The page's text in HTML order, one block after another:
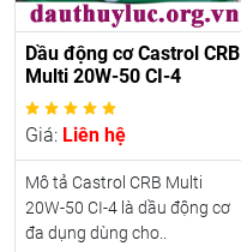
Dầu động cơ Castrol CRB
Multi 20W-50 CI-4
Giá: Liên hệ
Mô tả Castrol CRB Multi
20W-50 CI-4 là dầu động cơ
đa dụng dùng cho..